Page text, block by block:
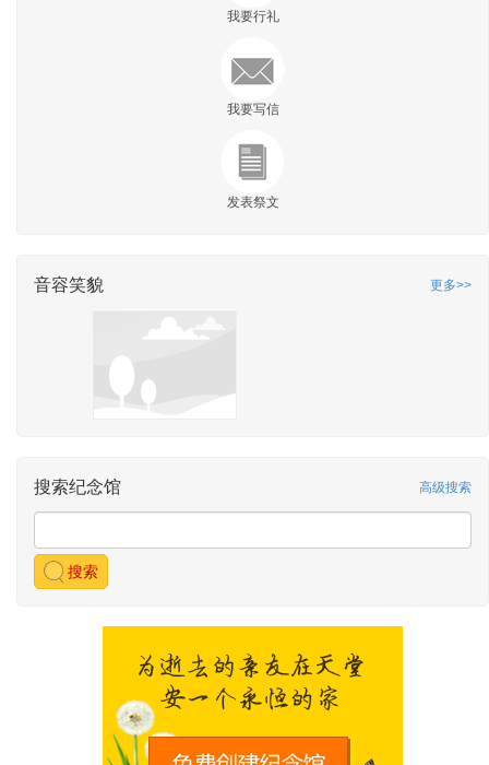
我要行礼
我要写信
发表祭文
音容笑貌 更多>>
搜索纪念馆 高级搜索
搜索